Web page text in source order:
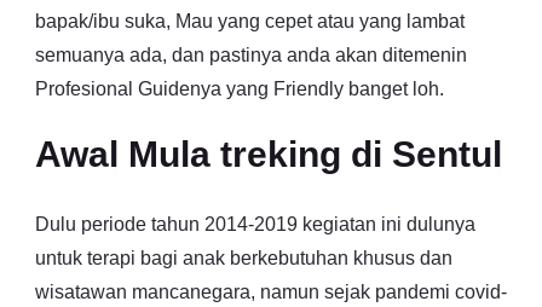
bapak/ibu suka, Mau yang cepet atau yang lambat
semuanya ada, dan pastinya anda akan ditemenin
Profesional Guidenya yang Friendly banget loh.
Awal Mula treking di Sentul
Dulu periode tahun 2014-2019 kegiatan ini dulunya
untuk terapi bagi anak berkebutuhan khusus dan
wisatawan mancanegara, namun sejak pandemi covid-